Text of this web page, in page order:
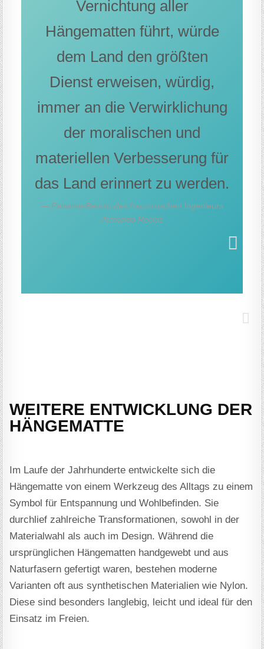
Vernichtung aller
Hängematten führt, würde
dem Land den größten
Dienst erweisen, würdig,
immer an die Verwirklichung
der moralischen und
materiellen Verbesserung für
das Land erinnert zu werden.
Panama-Bericht des französischen Ingenieurs
Armando Reclus
WEITERE ENTWICKLUNG DER
HÄNGEMATTE
Im Laufe der Jahrhunderte entwickelte sich die
Hängematte von einem Werkzeug des Alltags zu einem
Symbol für Entspannung und Wohlbefinden. Sie
durchlief zahlreiche Transformationen, sowohl in der
Materialwahl als auch im Design. Während die
ursprünglichen Hängematten handgewebt und aus
Naturfasern gefertigt waren, bestehen moderne
Varianten oft aus synthetischen Materialien wie Nylon.
Diese sind besonders langlebig, leicht und ideal für den
Einsatz im Freien.